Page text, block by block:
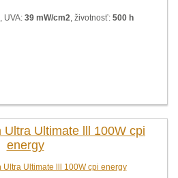
, UVA: 39 mW/cm2, životnosť: 500 h
Ultra Ultimate lll 100W cpi
energy